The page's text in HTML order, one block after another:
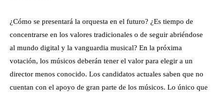
¿Cómo se presentará la orquesta en el futuro? ¿Es tiempo de
concentrarse en los valores tradicionales o de seguir abriéndose
al mundo digital y la vanguardia musical? En la próxima
votación, los músicos deberán tener el valor para elegir a un
director menos conocido. Los candidatos actuales saben que no
cuentan con el apoyo de gran parte de los músicos. Lo único que